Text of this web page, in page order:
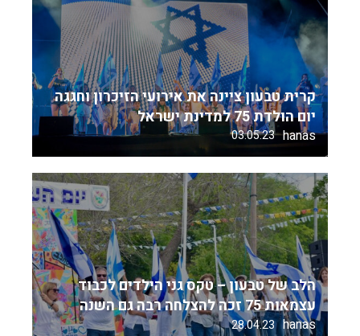
קרית טבעון ציינה את אירועי הזיכרון וחגגה
יום הולדת 75 למדינת ישראל
hanas
03.05.23
הלב של טבעון – טקס גני הילדים לכבוד
עצמאות 75 זכה להצלחה רבה גם השנה
hanas
28.04.23